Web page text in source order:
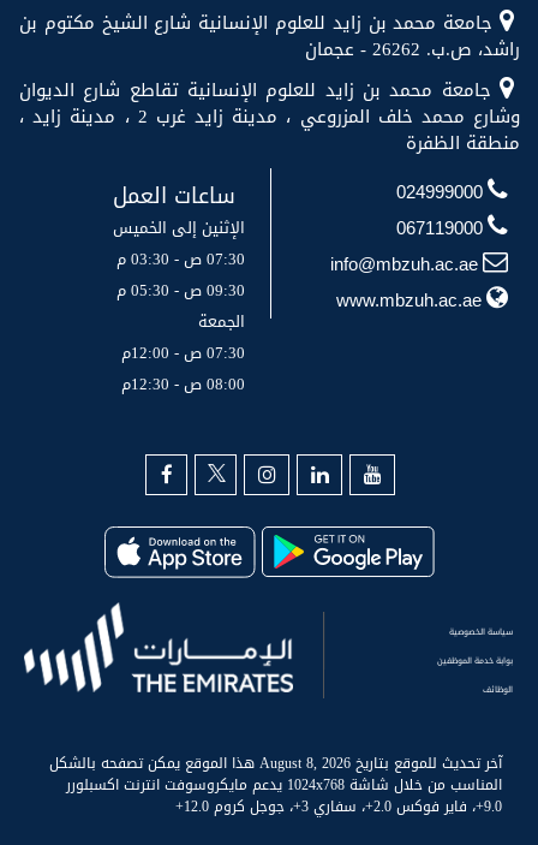
جامعة محمد بن زايد للعلوم الإنسانية شارع الشيخ مكتوم بن
راشد، ص.ب. 26262 - عجمان
جامعة محمد بن زايد للعلوم الإنسانية تقاطع شارع الديوان
وشارع محمد خلف المزروعي ، مدينة زايد غرب 2 ، مدينة زايد ،
منطقة الظفرة
024999000
067119000
info@mbzuh.ac.ae
www.mbzuh.ac.ae
ساعات العمل
الإثنين إلى الخميس
07:30 ص - 03:30 م
09:30 ص - 05:30 م
الجمعة
07:30 ص - 12:00م
08:00 ص - 12:30م
سياسة الخصوصية
بوابة خدمة الموظفين
الوظائف
آخر تحديث للموقع بتاريخ August 8, 2026 هذا الموقع يمكن تصفحه بالشكل
المناسب من خلال شاشة 1024x768 يدعم مايكروسوفت انترنت اكسبلورر
9.0+، فاير فوكس 2.0+، سفاري 3+، جوجل كروم 12.0+